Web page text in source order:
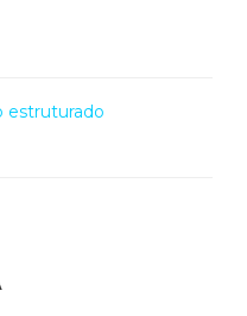
estruturado